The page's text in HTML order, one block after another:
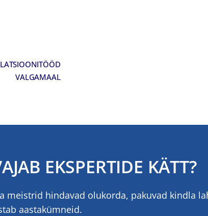
VALGAMAAL
EKSPERTIDE KÄTT?
meistrid hindavad olukorda, pakuvad kindla
aastakümneid.